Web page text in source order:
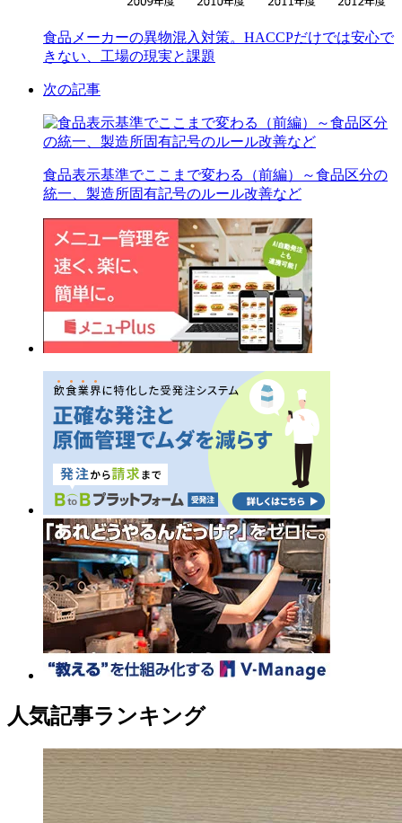
食品メーカーの異物混入対策。HACCPだけでは安心で
きない、工場の現実と課題
次の記事
食品表示基準でここまで変わる（前編）～食品区分の
統一、製造所固有記号のルール改善など
人気記事ランキング